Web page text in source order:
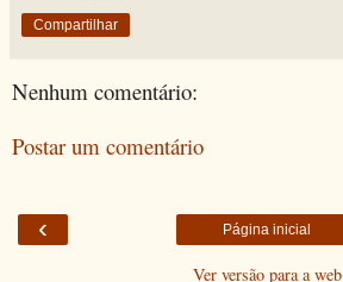
Compartilhar
Nenhum comentário:
Postar um comentário
‹ Página inicial
Ver versão para a web